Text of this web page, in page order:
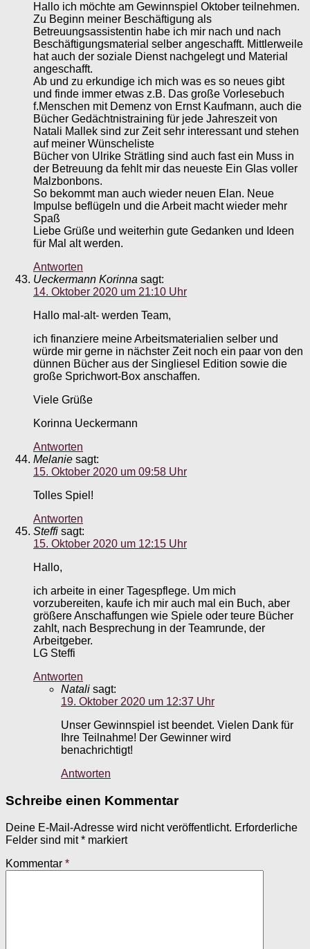
Hallo ich möchte am Gewinnspiel Oktober teilnehmen.
Zu Beginn meiner Beschäftigung als
Betreuungsassistentin habe ich mir nach und nach
Beschäftigungsmaterial selber angeschafft. Mittlerweile
hat auch der soziale Dienst nachgelegt und Material
angeschafft.
Ab und zu erkundige ich mich was es so neues gibt
und finde immer etwas z.B. Das große Vorlesebuch
f.Menschen mit Demenz von Ernst Kaufmann, auch die
Bücher Gedächtnistraining für jede Jahreszeit von
Natali Mallek sind zur Zeit sehr interessant und stehen
auf meiner Wünscheliste
Bücher von Ulrike Strätling sind auch fast ein Muss in
der Betreuung da fehlt mir das neueste Ein Glas voller
Malzbonbons.
So bekommt man auch wieder neuen Elan. Neue
Impulse beflügeln und die Arbeit macht wieder mehr
Spaß
Liebe Grüße und weiterhin gute Gedanken und Ideen
für Mal alt werden.
Antworten
Ueckermann Korinna sagt:
14. Oktober 2020 um 21:10 Uhr
Hallo mal-alt- werden Team,
ich finanziere meine Arbeitsmaterialien selber und
würde mir gerne in nächster Zeit noch ein paar von den
dünnen Bücher aus der Singliesel Edition sowie die
große Sprichwort-Box anschaffen.
Viele Grüße
Korinna Ueckermann
Antworten
Melanie sagt:
15. Oktober 2020 um 09:58 Uhr
Tolles Spiel!
Antworten
Steffi sagt:
15. Oktober 2020 um 12:15 Uhr
Hallo,
ich arbeite in einer Tagespflege. Um mich
vorzubereiten, kaufe ich mir auch mal ein Buch, aber
größere Anschaffungen wie Spiele oder teure Bücher
zahlt, nach Besprechung in der Teamrunde, der
Arbeitgeber.
LG Steffi
Antworten
Natali sagt:
19. Oktober 2020 um 12:37 Uhr
Unser Gewinnspiel ist beendet. Vielen Dank für
Ihre Teilnahme! Der Gewinner wird
benachrichtigt!
Antworten
Schreibe einen Kommentar
Deine E-Mail-Adresse wird nicht veröffentlicht. Erforderliche
Felder sind mit* markiert
Kommentar *